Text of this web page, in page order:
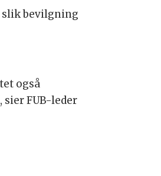
slik bevilgning
også
FUB-leder